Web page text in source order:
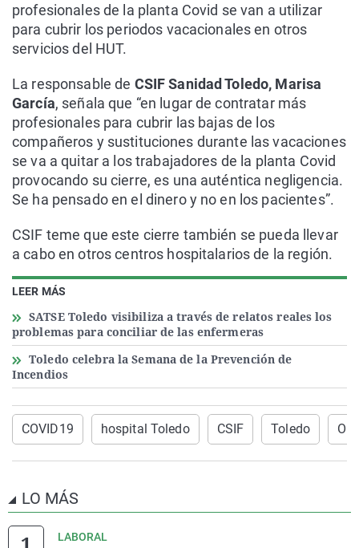
LEER MÁS
SATSE Toledo visibiliza a través de relatos reales los
problemas para conciliar de las enfermeras
Toledo celebra la Semana de la Prevención de
Incendios
profesionales de la planta Covid se van a utilizar
para cubrir los periodos vacacionales en otros
servicios del HUT.
La responsable de CSIF Sanidad Toledo, Marisa
García, señala que “en lugar de contratar más
profesionales para cubrir las bajas de los
compañeros y sustituciones durante las vacaciones
se va a quitar a los trabajadores de la planta Covid
provocando su cierre, es una auténtica negligencia.
Se ha pensado en el dinero y no en los pacientes”.
CSIF teme que este cierre también se pueda llevar
a cabo en otros centros hospitalarios de la región.
COVID19 hospital Toledo CSIF Toledo
LO MÁS
LABORAL